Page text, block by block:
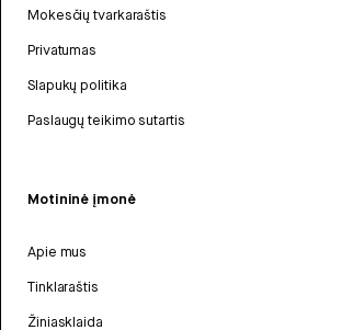
Mokesčių tvarkaraštis
Privatumas
Slapukų politika
Paslaugų teikimo sutartis
Motininė įmonė
Apie mus
Tinklaraštis
Žiniasklaida